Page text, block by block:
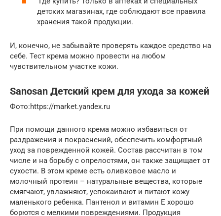
детских магазинах, где соблюдают все правила
хранения такой продукции.
И, конечно, не забывайте проверять каждое средство на
себе. Тест крема можно провести на любом
чувствительном участке кожи.
Sanosan Детский крем для ухода за кожей
​Фото:https://market.yandex.ru
При помощи данного крема можно избавиться от
раздражения и покраснений, обеспечить комфортный
уход за поврежденной кожей. Состав рассчитан в том
числе и на борьбу с опрелостями, он также защищает от
сухости. В этом креме есть оливковое масло и
молочный протеин – натуральные вещества, которые
смягчают, увлажняют, успокаивают и питают кожу
маленького ребенка. Пантенол и витамин Е хорошо
борются с мелкими повреждениями. Продукция